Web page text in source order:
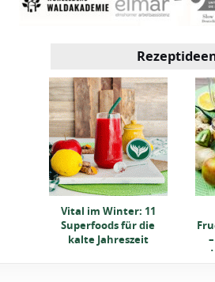
Vital im Winter: 11
Superfoods für die
kalte Jahreszeit